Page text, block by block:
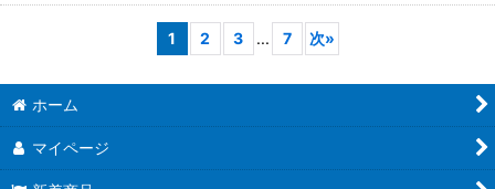
1 2 3 ... 7 次»
ホーム
マイページ